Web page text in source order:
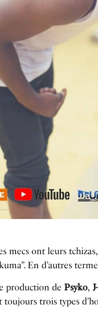
mecs ont leurs
En d’autres
production de Psyko,
trois types